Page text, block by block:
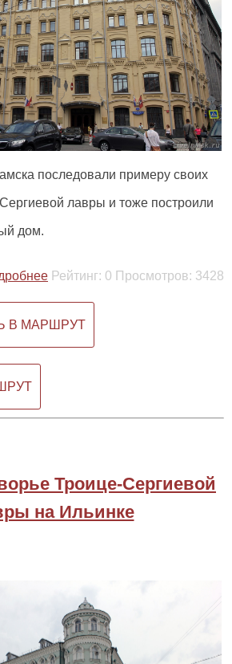
последовали примеру своих
лавры и тоже построили
дом.
Рейтинг: 0 Просмотров: 3428
В МАРШРУТ
Троице-Сергиевой
на Ильинке